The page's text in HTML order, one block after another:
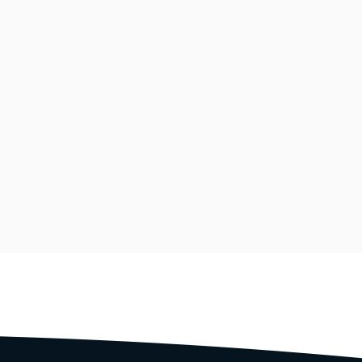
e somente usá-los
medidas de
contra acesso
autorizados.
ou terceiros
para a
legais.